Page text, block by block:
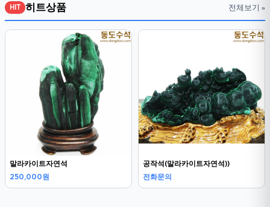
HIT 히트상품 전체보기 »
말라카이트자연석
250,000원
공작석(말라카이트자연석))
전화문의